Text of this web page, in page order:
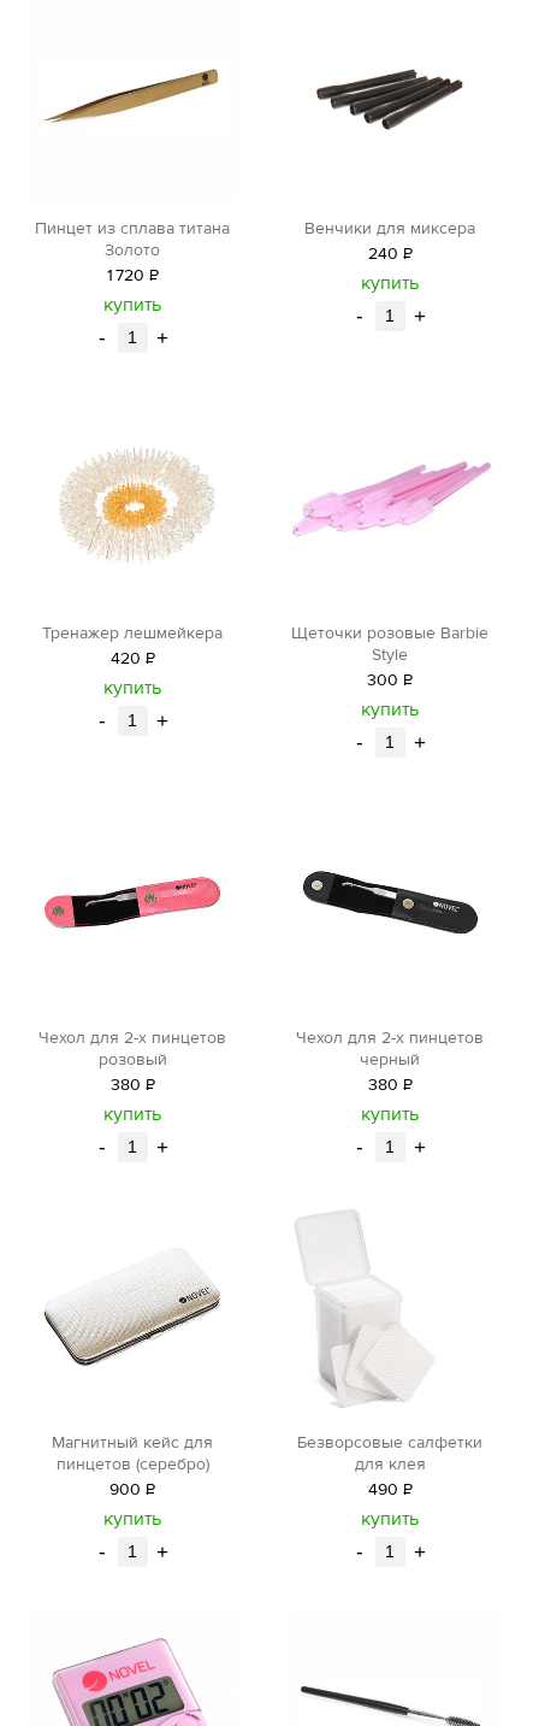
Пинцет из сплава титана
Золото
1720 Р
уб.
купить
- +
Венчики для миксера
240 Р
уб.
купить
- +
Тренажер лешмейкера
420 Р
уб.
купить
- +
Щеточки розовые Barbie
Style
300 Р
уб.
купить
- +
Чехол для 2-х пинцетов
розовый
380 Р
уб.
купить
- +
Чехол для 2-х пинцетов
черный
380 Р
уб.
купить
- +
Магнитный кейс для
пинцетов (серебро)
900 Р
уб.
купить
- +
Безворсовые салфетки
для клея
490 Р
уб.
купить
- +